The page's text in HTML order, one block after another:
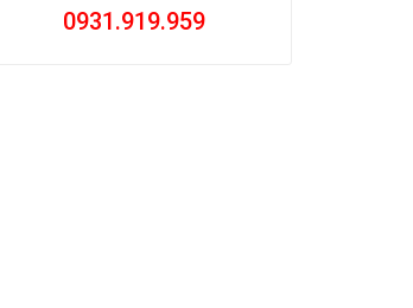
0931.919.959